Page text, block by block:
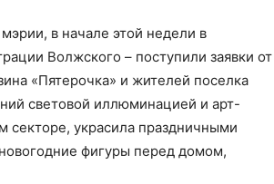
в начале этой недели в
Волжского – поступили заявки от
«Пятерочка» и жителей поселка
световой иллюминацией и арт-
украсила праздничными
фигуры перед домом,